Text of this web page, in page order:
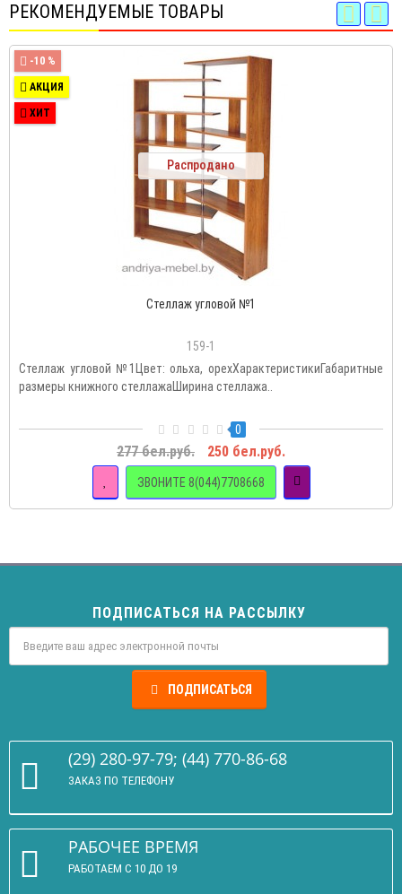
РЕКОМЕНДУЕМЫЕ ТОВАРЫ
-10 %
АКЦИЯ
ХИТ
Распродано
Стеллаж угловой №1
159-1
Стеллаж угловой №1Цвет: ольха, орехХарактеристикиГабаритные
размеры книжного стеллажаШирина стеллажа..
0
277 бел.руб. 250 бел.руб.
ЗВОНИТЕ 8(044)7708668
ПОДПИСАТЬСЯ НА РАССЫЛКУ
ПОДПИСАТЬСЯ
(29) 280-97-79; (44) 770-86-68
ЗАКАЗ ПО ТЕЛЕФОНУ
РАБОЧЕЕ ВРЕМЯ
РАБОТАЕМ С 10 ДО 19